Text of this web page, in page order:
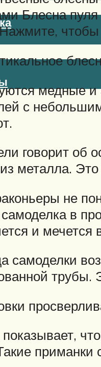
Блесна
чтобы
медные
с
говорит об
металла.
не
в
и мечется
самоделки
трубы.
показывает,
приманки